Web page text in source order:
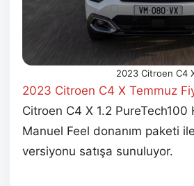
2023 Citroen C4
2023 Citroen C4 X Temmuz
Citroen C4 X 1.2 PureTech100
Manuel Feel donanım paketi
versiyonu satışa sunuluyor.